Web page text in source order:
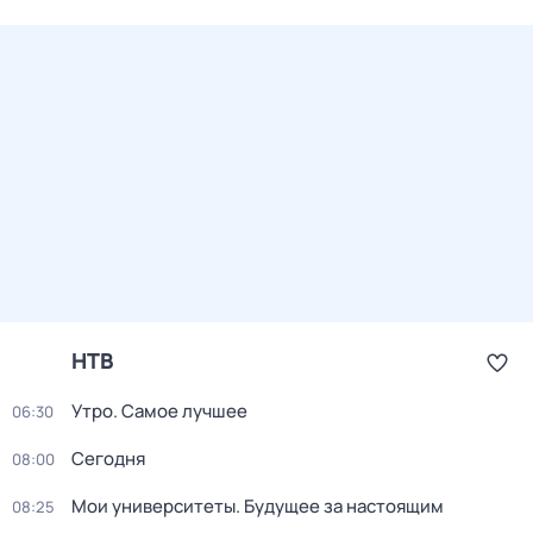
НТВ
06:30 Утро. Самое лучшее
08:00 Сегодня
08:25 Мои университеты. Будущее за настоящим